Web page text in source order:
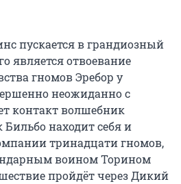
пускается в грандиозный
является отвоевание
гномов Эребор у
неожиданно с
контакт волшебник
находит себя и
тринадцати гномов,
воином Торином
пройдёт через Дикий